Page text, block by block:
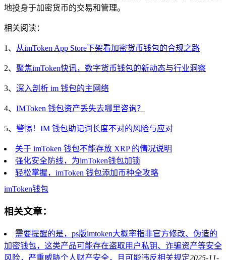
地投身于加密货币的交易和管理。
相关阅读：
1、 从imToken App Store下架看加密货币钱包的合规之路
2、 聚焦imToken快讯，数字货币钱包的新动态与行业洞察
3、 深入剖析 im 钱包的主网络
4、 IMToken 钱包资产丢失去哪里咨询？
5、 警惕！IM 钱包助记词长度不对的风险与应对
关于 imToken 钱包不能存放 XRP 的情况说明
强化安全防线，为imToken钱包加锁
轻松掌握，imToken 钱包添加币种全攻略
imToken钱包
相关文章：
需要提醒的是，ps版imtoken大概率指非官方修改、伪造的
加密钱包，这类产品可能存在盗取用户私钥、诈骗资产等安全
风险，严重威胁个人财产安全，且可能违反相关规定2025-11-